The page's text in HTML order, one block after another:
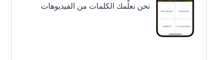
نحن نعلِّمك الكلمات من الفيديوهات